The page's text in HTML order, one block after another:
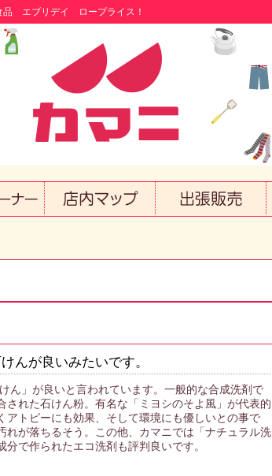
品 エブリデイ ロープライス！
んが良いみたいです。
ん」が良いと言われています。一般的な合成洗剤で
された石けん粉。有名な「ミヨシのそよ風」が代表的
アトピーにも効果、そして環境にも優しいとの事で
れが落ちるそう。この他、カマニでは「ナチュラル洗
分で作られたエコ洗剤も評判良いです。